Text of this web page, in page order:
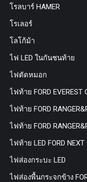
โรลบาร์ HAMER
โรเลอร์
โลโก้ม้า
ไฟ LED ในกันชนท้าย
ไฟตัดหมอก
ไฟท้าย FORD EVEREST
ไฟท้าย FORD
ไฟท้าย FORD
ไฟท้าย LED FORD NEXT
ไฟส่องกระบะ LED
ไฟส่องพื้นกระจกข้าง